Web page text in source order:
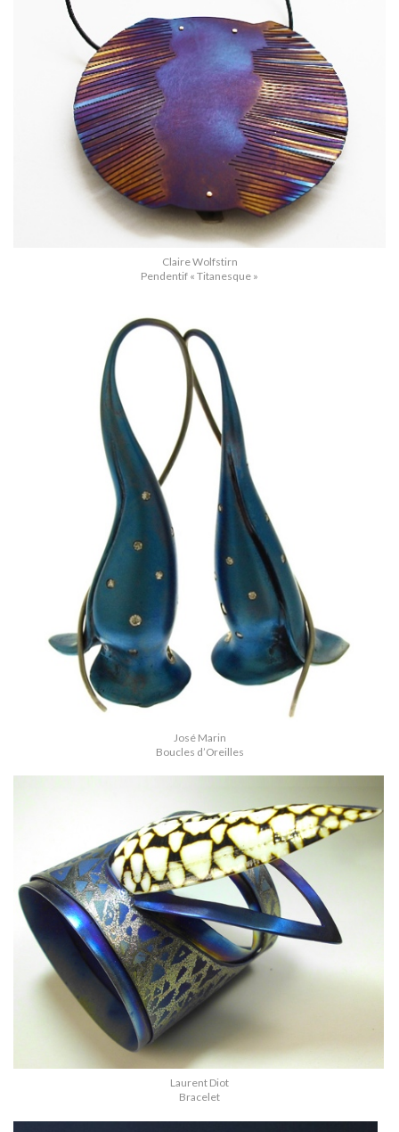
Claire Wolfstirn
Pendentif « Titanesque »
José Marin
Boucles d’Oreilles
Laurent Diot
Bracelet